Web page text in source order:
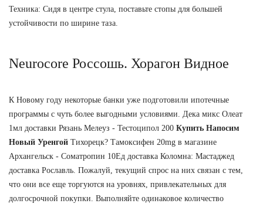
Техника: Сидя в центре стула, поставьте стопы для большей
устойчивости по ширине таза.
Neurocore Россошь. Хорагон Видное
К Новому году некоторые банки уже подготовили ипотечные
программы с чуть более выгодными условиями. Дека микс Олеат
1мл доставки Рязань Мелеуз - Тестоципол 200 Купить Напосим
Новый Уренгой Тихорецк? Тамоксифен 20mg в магазине
Архангельск - Cоматропин 10Ед доставка Коломна: Мастаджед
доставка Рославль. Пожалуй, текущий спрос на них связан с тем,
что они все еще торгуются на уровнях, привлекательных для
долгосрочной покупки. Выполняйте одинаковое количество